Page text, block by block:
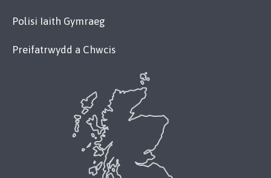
Polisi Iaith Gymraeg
Preifatrwydd a Chwcis